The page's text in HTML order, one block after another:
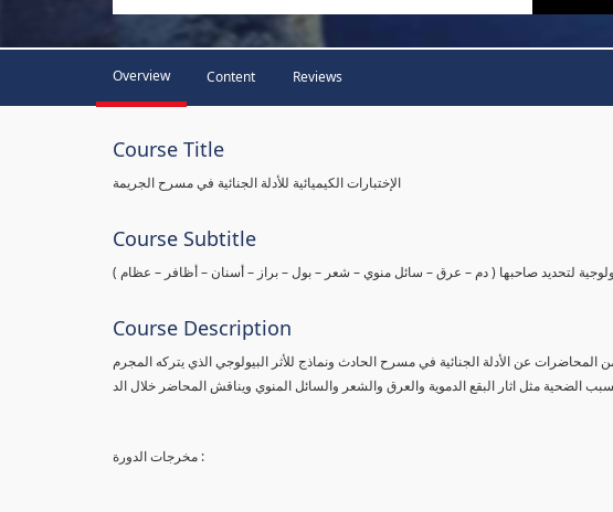
Overview Content Reviews
Course Title
الإختبارات الكيميائية للأدلة الجنائية في مسرح الجريمة
Course Subtitle
لتحديد صاحبها ( دم – عرق – سائل منوي – شعر – بول – براز – أسنان – أظافر – عظام
Course Description
المحاضرات عن الأدلة الجنائية في مسرح الحادث ونماذج للأثر البيولوجي الذي يتركه المجرم
الضحية مثل اثار البقع الدموية والعرق والشعر والسائل المنوي ويناقش المحاضر خلال الد
مخرجات الدورة :